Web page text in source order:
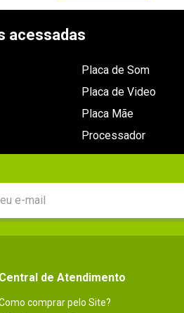
acessadas
Placa de Som
Placa de Video
Placa Mãe
Processador
Central de Atendimento
comprar pelo Site?